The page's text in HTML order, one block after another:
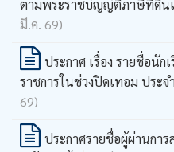
ตามพระราชบัญญัติภาษีที่ดิน
มี.ค. 69)
ประกาศ เรื่อง รายชื่อนั
ราชการในช่วงปิดเทอม ประ
69)
ประกาศรายชื่อผู้ผ่านการ